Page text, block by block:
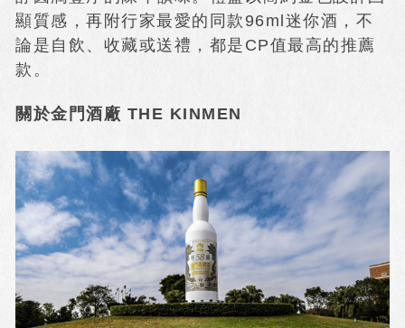
顯質感，再附行家最愛的同款96ml迷你酒，不
論是自飲、收藏或送禮，都是CP值最高的推薦
款。
關於金門酒廠 THE KINMEN